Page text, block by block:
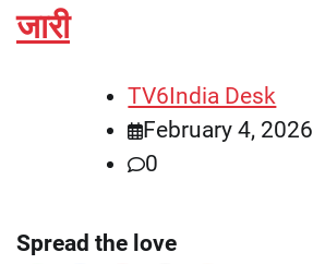
जारी
TV6India Desk
February 4, 2026
0
Spread the love